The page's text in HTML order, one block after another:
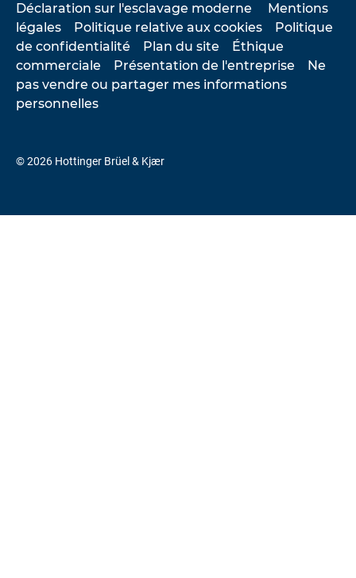
Déclaration sur l'esclavage moderne
Mentions
légales
Politique relative aux cookies
Politique
de confidentialité
Plan du site
Éthique
commerciale
Présentation de l'entreprise
Ne
pas vendre ou partager mes informations
personnelles
© 2026 Hottinger Brüel & Kjær